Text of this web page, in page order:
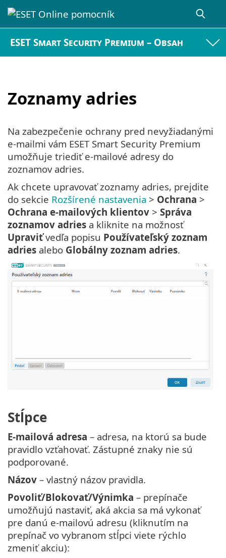
ESET Smart Security Premium – Obsah
Zoznamy adries
Na zabezpečenie ochrany pred nevyžiadanými
e‑mailmi vám ESET Smart Security Premium
umožňuje triediť e‑mailové adresy do
zoznamov adries.
Ak chcete upravovať zoznamy adries, prejdite
do sekcie Rozšírené nastavenia > Ochrana >
Ochrana e‑mailových klientov > Správa
zoznamov adries a kliknite na možnosť
Upraviťvedľa popisu Používateľský zoznam
adries alebo Globálny zoznam adries.
Stĺpce
E-mailová adresa – adresa, na ktorú sa bude
pravidlo vzťahovať. Zástupné znaky nie sú
podporované.
Názov – vlastný názov pravidla.
Povoliť/Blokovať/Výnimka – prepínače
umožňujú nastaviť, aká akcia sa má vykonať
pre danú e‑mailovú adresu (kliknutím na
prepínač vo vybranom stĺpci viete rýchlo
zmeniť akciu):